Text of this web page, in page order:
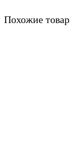
Похожие